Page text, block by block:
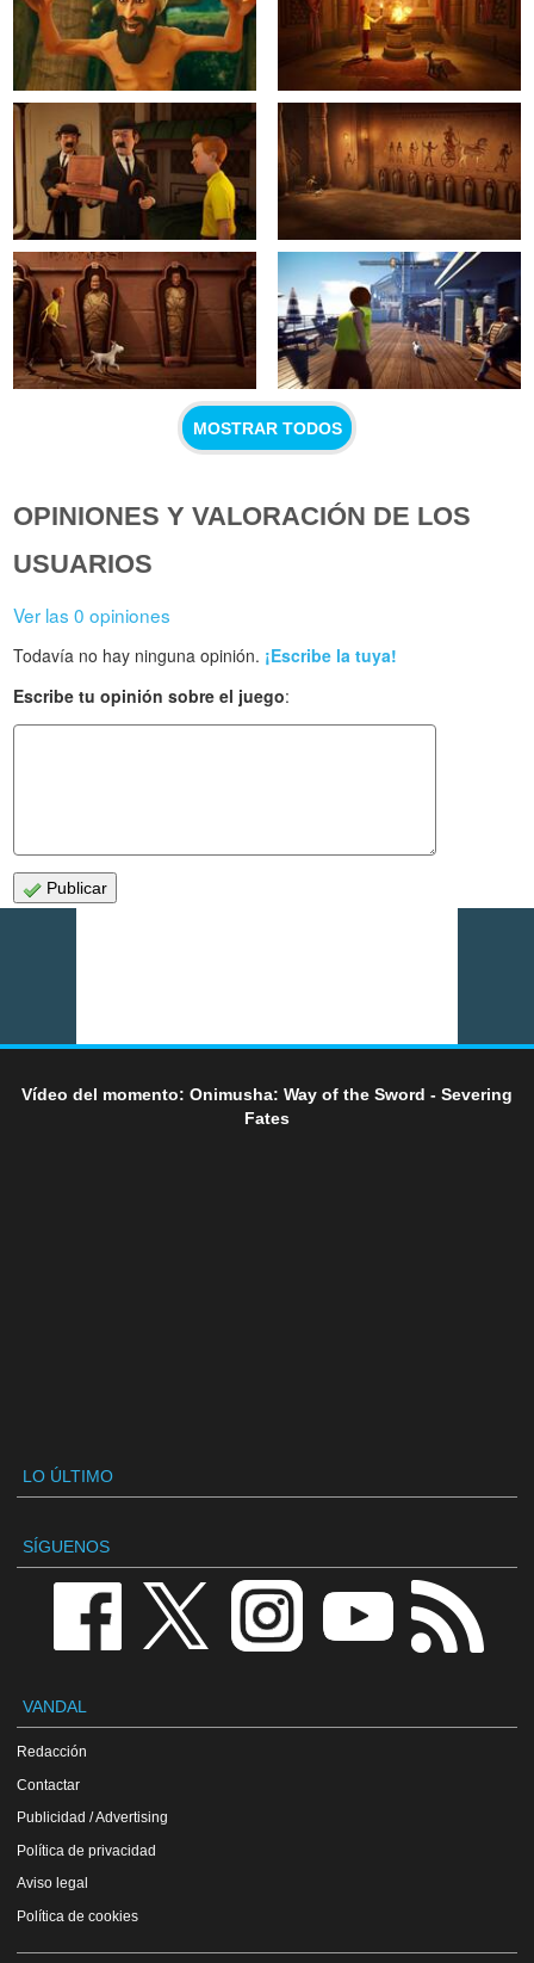
MOSTRAR TODOS
OPINIONES Y VALORACIÓN DE LOS
USUARIOS
Ver las 0 opiniones
Todavía no hay ninguna opinión. ¡Escribe la tuya!
Escribe tu opinión sobre el juego:
Publicar
Vídeo del momento: Onimusha: Way of the Sword - Severing
Fates
LO ÚLTIMO
SÍGUENOS
VANDAL
Redacción
Contactar
Publicidad / Advertising
Política de privacidad
Aviso legal
Política de cookies